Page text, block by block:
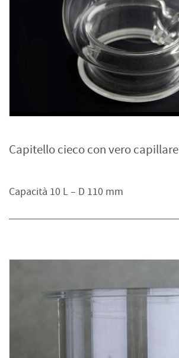
Capitello cieco con vero capillare
Capacità 10 L – D 110 mm